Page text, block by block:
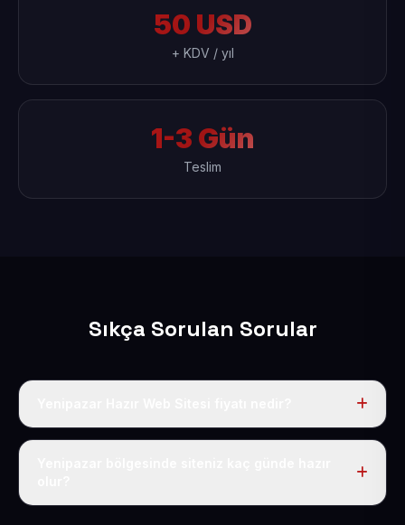
50 USD
+ KDV / yıl
1-3 Gün
Teslim
Sıkça Sorulan Sorular
Tek fiyat uygulanır: yıllık 50 USD + KDV. Bu bedele alan